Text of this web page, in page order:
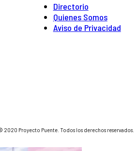
Directorio
Quienes Somos
Aviso de Privacidad
2020 Proyecto Puente. Todos los derechos reservados.